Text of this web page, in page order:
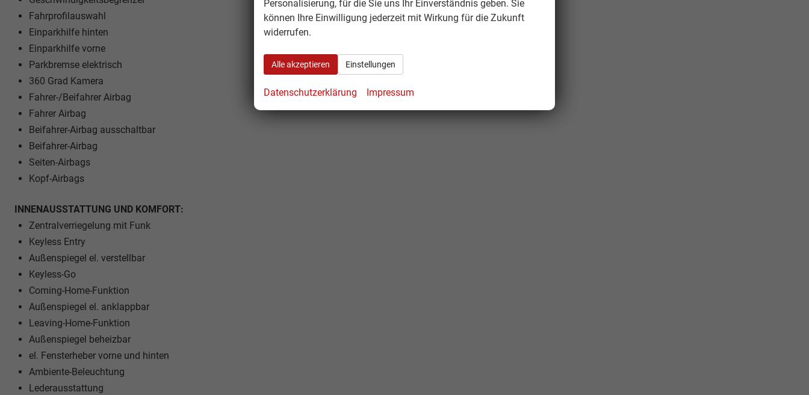
Fahrprofilauswahl
Einparkhilfe hinten
Einparkhilfe vorne
Parkbremse elektrisch
360 Grad Kamera
Fahrer-/Beifahrer Airbag
Fahrer Airbag
Beifahrer-Airbag ausschaltbar
Beifahrer-Airbag
Seiten-Airbags
Kopf-Airbags
INNENAUSSTATTUNG UND KOMFORT:
Zentralverriegelung mit Funk
Keyless Entry
Außenspiegel el. verstellbar
Keyless-Go
Coming-Home-Funktion
Außenspiegel el. anklappbar
Leaving-Home-Funktion
Außenspiegel beheizbar
el. Fensterheber vorne und hinten
Ambiente-Beleuchtung
Lederausstattung
Personalisierung, für die Sie uns Ihr Einverständnis geben. Sie
können Ihre Einwilligung jederzeit mit Wirkung für die Zukunft
widerrufen.
Alle akzeptieren Einstellungen
Datenschutzerklärung Impressum